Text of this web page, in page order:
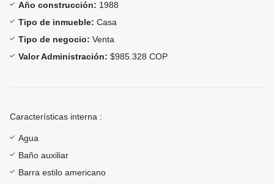
Año construcción: 1988
Tipo de inmueble: Casa
Tipo de negocio: Venta
Valor Administración: $985.328 COP
Características interna :
Agua
Baño auxiliar
Barra estilo americano